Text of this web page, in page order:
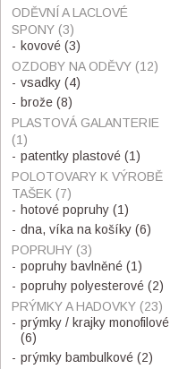
ODĚVNÍ A LACLOVÉ
SPONY (3)
kovové (3)
OZDOBY NA ODĚVY (12)
vsadky (4)
brože (8)
PLASTOVÁ GALANTERIE
(1)
patentky plastové (1)
POLOTOVARY K VÝROBĚ
TAŠEK (7)
hotové popruhy (1)
dna, víka na košíky (6)
POPRUHY (3)
popruhy bavlněné (1)
popruhy polyesterové (2)
PRÝMKY A HADOVKY (23)
prýmky / krajky monofilové
(6)
prýmky bambulkové (2)